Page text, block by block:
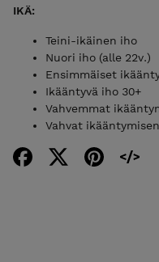
IKÄ:
Teini-ikäinen iho
Nuori iho (alle 22v.)
Ensimmäiset
Ikääntyvä iho 30+
Vahvemmat
Vahvat